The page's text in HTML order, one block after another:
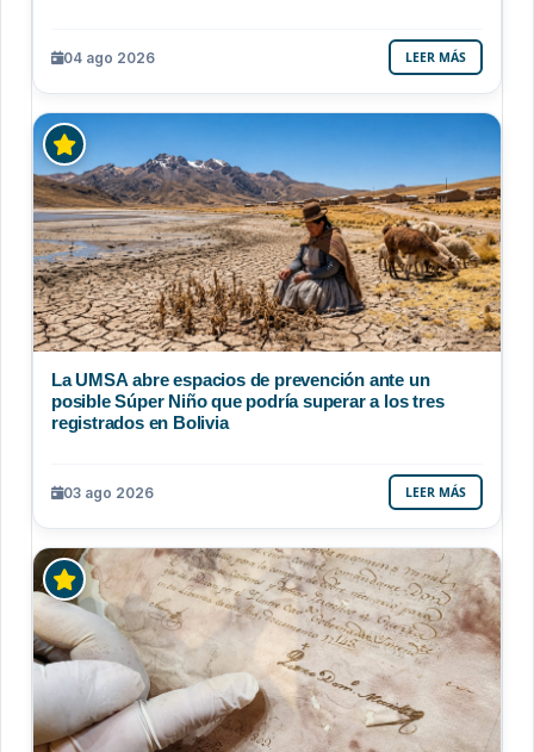
04 ago 2026 LEER MÁS
La UMSA abre espacios de prevención ante un
posible Súper Niño que podría superar a los tres
registrados en Bolivia
03 ago 2026 LEER MÁS